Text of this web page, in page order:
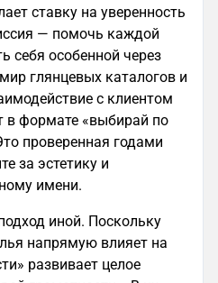
ставку на уверенность
— помочь каждой
себя особенной через
глянцевых каталогов и
с клиентом
в формате «выбирай по
проверенная годами
за эстетику и
имени.
иной. Поскольку
напрямую влияет на
развивает целое